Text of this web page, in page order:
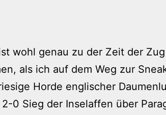
wohl genau zu der Zeit der
als ich auf dem Weg zur
Horde englischer
0 Sieg der Inselaffen über